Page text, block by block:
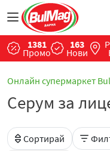
1381
Промо
163
Нови
Онлайн супермаркет
Серум за
Сортирай